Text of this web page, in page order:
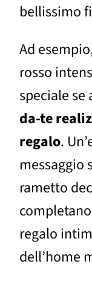
bellissimo
Ad
rosso
speciale se
da-te
regalo.
messaggio
rametto
regalo
dell’home